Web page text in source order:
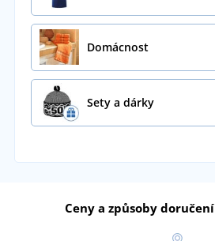
Domácnost
Sety a dárky
Ceny a způsoby doručení